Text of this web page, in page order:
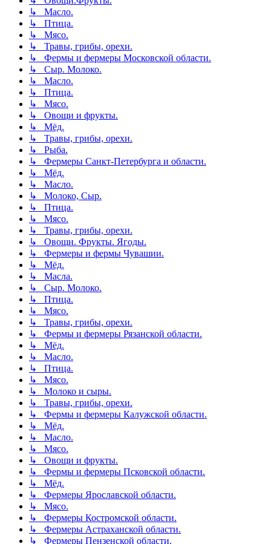
↳ Масло.
↳ Птица.
↳ Мясо.
↳ Травы, грибы, орехи.
↳ Фермы и фермеры Московской области.
↳ Сыр. Молоко.
↳ Масло.
↳ Птица.
↳ Мясо.
↳ Овощи и фрукты.
↳ Мёд.
↳ Травы, грибы, орехи.
↳ Рыба.
↳ Фермеры Санкт-Петербурга и области.
↳ Мёд.
↳ Масло.
↳ Молоко, Сыр.
↳ Птица.
↳ Мясо.
↳ Травы, грибы, орехи.
↳ Овощи. Фрукты. Ягоды.
↳ Фермеры и фермы Чувашии.
↳ Мёд.
↳ Масла.
↳ Сыр. Молоко.
↳ Птица.
↳ Мясо.
↳ Травы, грибы, орехи.
↳ Фермы и фермеры Рязанской области.
↳ Мёд.
↳ Масло.
↳ Птица.
↳ Мясо.
↳ Молоко и сыры.
↳ Травы, грибы, орехи.
↳ Фермы и фермеры Калужской области.
↳ Мёд.
↳ Масло.
↳ Мясо.
↳ Овощи и фрукты.
↳ Фермы и фермеры Псковской области.
↳ Мёд.
↳ Фермеры Ярославской области.
↳ Мясо.
↳ Фермеры Костромской области.
↳ Фермеры Астраханской области.
↳ Фермеры Пензенской области.